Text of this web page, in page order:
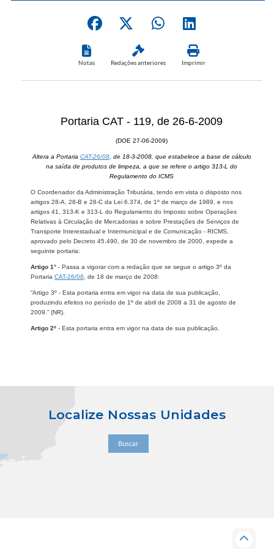
Notas Redações anteriores Imprimir
Portaria CAT - 119, de 26-6-2009
(DOE 27-06-2009)
Altera a Portaria CAT-26/08, de 18-3-2008, que estabelece a base de cálculo
na saída de produtos de limpeza, a que se refere o artigo 313-L do
Regulamento do ICMS
O Coordenador da Administração Tributária, tendo em vista o disposto nos
artigos 28-A, 28-B e 28-C da Lei 6.374, de 1º de março de 1989, e nos
artigos 41, 313-K e 313-L do Regulamento do Imposto sobre Operações
Relativas à Circulação de Mercadorias e sobre Prestações de Serviços de
Transporte Interestadual e Intermunicipal e de Comunicação - RICMS,
aprovado pelo Decreto 45.490, de 30 de novembro de 2000, expede a
seguinte portaria:
Artigo 1° - Passa a vigorar com a redação que se segue o artigo 3º da
Portaria CAT-26/08 , de 18 de março de 2008:
“Artigo 3º - Esta portaria entra em vigor na data de sua publicação,
produzindo efeitos no período de 1º de abril de 2008 a 31 de agosto de
2009.” (NR).
Artigo 2º - Esta portaria entra em vigor na data de sua publicação.
Localize Nossas Unidades
Buscar